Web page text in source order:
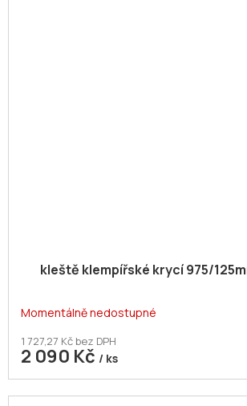
kleště klempířské krycí 975/
Momentálně nedostupné
1 727,27 Kč bez DPH
2 090 Kč / ks